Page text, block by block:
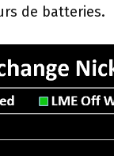
de batteries.